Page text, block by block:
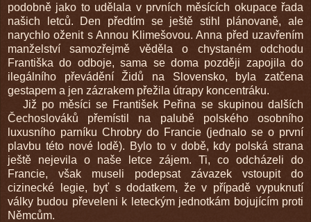
podobně jako to udělala v prvních měsících okupace řada
našich letců. Den předtím se ještě stihl plánovaně, ale
narychlo oženit s Annou Klimešovou. Anna před uzavřením
manželství samozřejmě věděla o chystaném odchodu
Františka do odboje, sama se doma později zapojila do
ilegálního převádění Židů na Slovensko, byla zatčena
gestapem a jen zázrakem přežila útrapy koncentráku.
Již po měsíci se František Peřina se skupinou dalších
Čechoslováků přemístil na palubě polského osobního
luxusního parníku Chrobry do Francie (jednalo se o první
plavbu této nové lodě). Bylo to v době, kdy polská strana
ještě nejevila o naše letce zájem. Ti, co odcházeli do
Francie, však museli podepsat závazek vstoupit do
cizinecké legie, byť s dodatkem, že v případě vypuknutí
války budou převeleni k leteckým jednotkám bojujícím proti
Němcům.